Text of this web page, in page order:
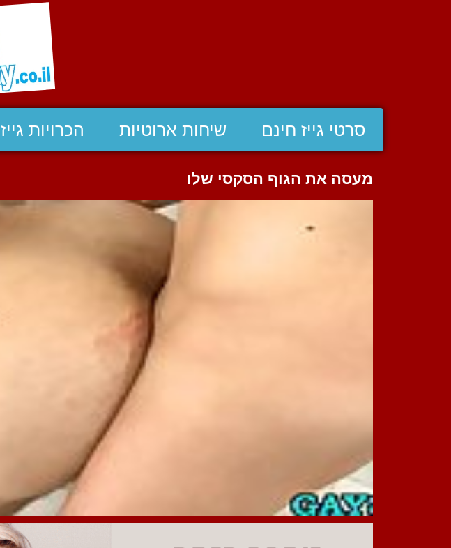
סרטי גייז חינם שיחות ארוטיות הכרויות גייז
מעסה את הגוף הסקסי שלו